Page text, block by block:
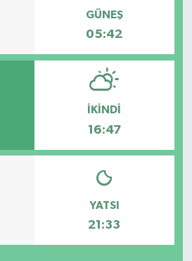
GÜNEŞ
05:42
İKINDI
16:47
YATSI
21:33